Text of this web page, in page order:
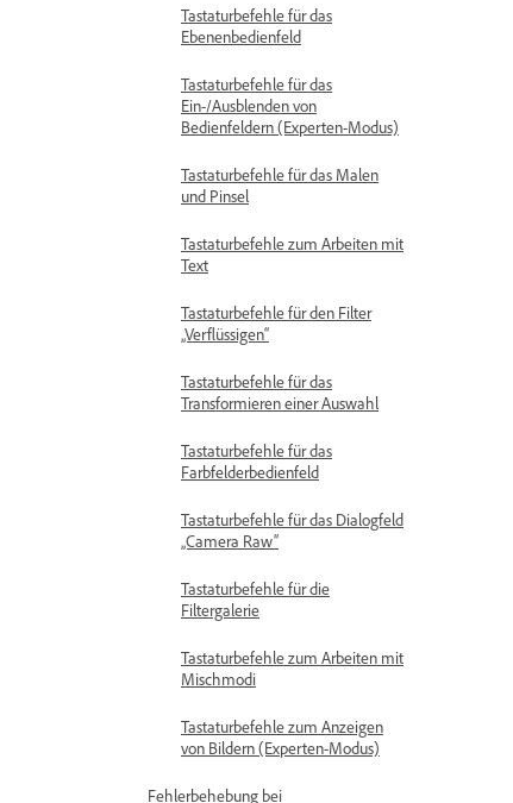
Tastaturbefehle für das
Ebenenbedienfeld
Tastaturbefehle für das
Ein-/Ausblenden von
Bedienfeldern (Experten-Modus)
Tastaturbefehle für das Malen
und Pinsel
Tastaturbefehle zum Arbeiten mit
Text
Tastaturbefehle für den Filter
„Verflüssigen“
Tastaturbefehle für das
Transformieren einer Auswahl
Tastaturbefehle für das
Farbfelderbedienfeld
Tastaturbefehle für das Dialogfeld
„Camera Raw“
Tastaturbefehle für die
Filtergalerie
Tastaturbefehle zum Arbeiten mit
Mischmodi
Tastaturbefehle zum Anzeigen
von Bildern (Experten-Modus)
Fehlerbehebung bei